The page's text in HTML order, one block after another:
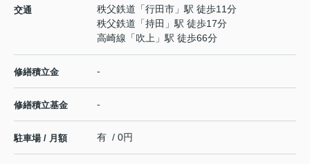
交通 秩父鉄道 「行田市 」駅 徒歩11分
秩父鉄道 「持田 」駅 徒歩17分
高崎線 「吹上 」駅 徒歩66分
修繕積立金 -
修繕積立基金 -
駐車場 / 月額 有 / 0円